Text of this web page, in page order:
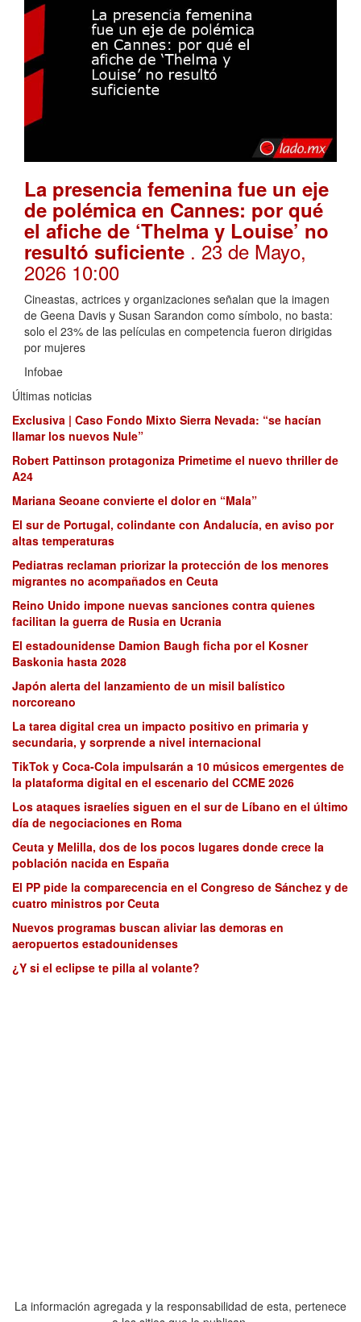
La presencia femenina fue un eje
de polémica en Cannes: por qué
el afiche de ‘Thelma y Louise’ no
resultó suficiente . 23 de Mayo,
2026 10:00
Cineastas, actrices y organizaciones señalan que la imagen
de Geena Davis y Susan Sarandon como símbolo, no basta:
solo el 23% de las películas en competencia fueron dirigidas
por mujeres
Infobae
Últimas noticias
Exclusiva | Caso Fondo Mixto Sierra Nevada: “se hacían
llamar los nuevos Nule”
Robert Pattinson protagoniza Primetime el nuevo thriller de
A24
Mariana Seoane convierte el dolor en “Mala”
El sur de Portugal, colindante con Andalucía, en aviso por
altas temperaturas
Pediatras reclaman priorizar la protección de los menores
migrantes no acompañados en Ceuta
Reino Unido impone nuevas sanciones contra quienes
facilitan la guerra de Rusia en Ucrania
El estadounidense Damion Baugh ficha por el Kosner
Baskonia hasta 2028
Japón alerta del lanzamiento de un misil balístico
norcoreano
La tarea digital crea un impacto positivo en primaria y
secundaria, y sorprende a nivel internacional
TikTok y Coca-Cola impulsarán a 10 músicos emergentes de
la plataforma digital en el escenario del CCME 2026
Los ataques israelíes siguen en el sur de Líbano en el último
día de negociaciones en Roma
Ceuta y Melilla, dos de los pocos lugares donde crece la
población nacida en España
El PP pide la comparecencia en el Congreso de Sánchez y de
cuatro ministros por Ceuta
Nuevos programas buscan aliviar las demoras en
aeropuertos estadounidenses
¿Y si el eclipse te pilla al volante?
La información agregada y la responsabilidad de esta, pertenece